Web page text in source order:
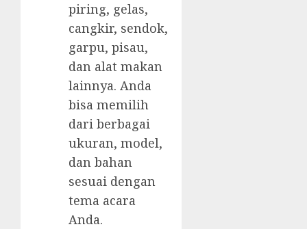
piring, gelas,
cangkir, sendok,
garpu, pisau,
dan alat makan
lainnya. Anda
bisa memilih
dari berbagai
ukuran, model,
dan bahan
sesuai dengan
tema acara
Anda.